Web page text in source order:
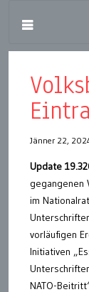
Jänner 22,
Update
gegangenen
im
vorläufigen
Initiativen
NATO-